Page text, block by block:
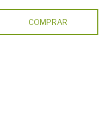
COMPRAR